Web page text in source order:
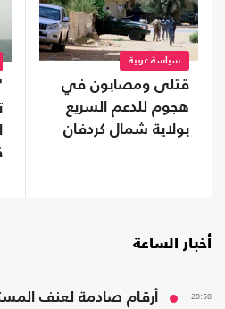
سياسة عربية
قتلى ومصابون في
هجوم للدعم السريع
بولاية شمال كردفان
أخبار الساعة
20:58
أرقام صادمة لعنف